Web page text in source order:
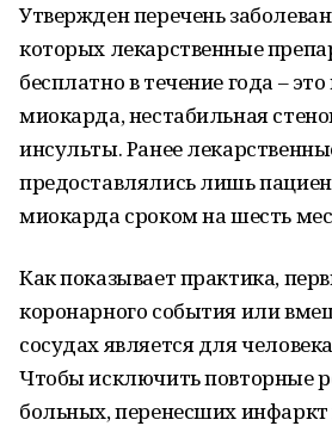
Утвержден перечень
которых лекарственные
бесплатно в течение года –
миокарда, нестабильная
инсульты. Ранее
предоставлялись лишь
миокарда сроком на шесть
Как показывает практика,
коронарного события или
сосудах является для
Чтобы исключить повторные
больных, перенесших